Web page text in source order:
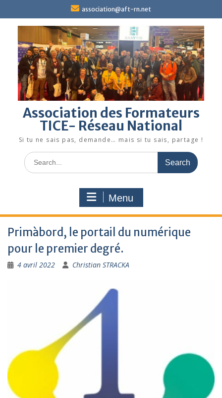
content
association@aft-rn.net
Association des Formateurs
TICE- Réseau National
Si tu ne sais pas, demande… mais si tu sais, partage !
Search
for:
Menu
Primàbord, le portail du numérique
pour le premier degré.
4 avril 2022 Christian STRACKA